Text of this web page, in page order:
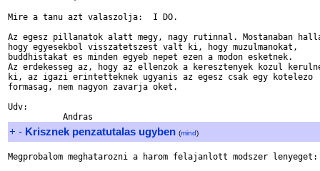
Mire a tanu azt valaszolja:  I DO.
Az egesz pillanatok alatt megy, nagy rutinnal. Mostanaban
hogy egyesekbol visszatetszest valt ki, hogy muzulmanokat,
buddhistakat es minden egyeb nepet ezen a modon esketnek.
Az erdekesseg az, hogy az ellenzok a keresztenyek kozul
ki, az igazi erintetteknek ugyanis az egesz csak egy kotelezo
formasag, nem nagyon zavarja oket.
Udv:
+ - Krisznek penzatutalas ugyben (mind)
Megprobalom meghatarozni a harom felajanlott modszer lenyeget: